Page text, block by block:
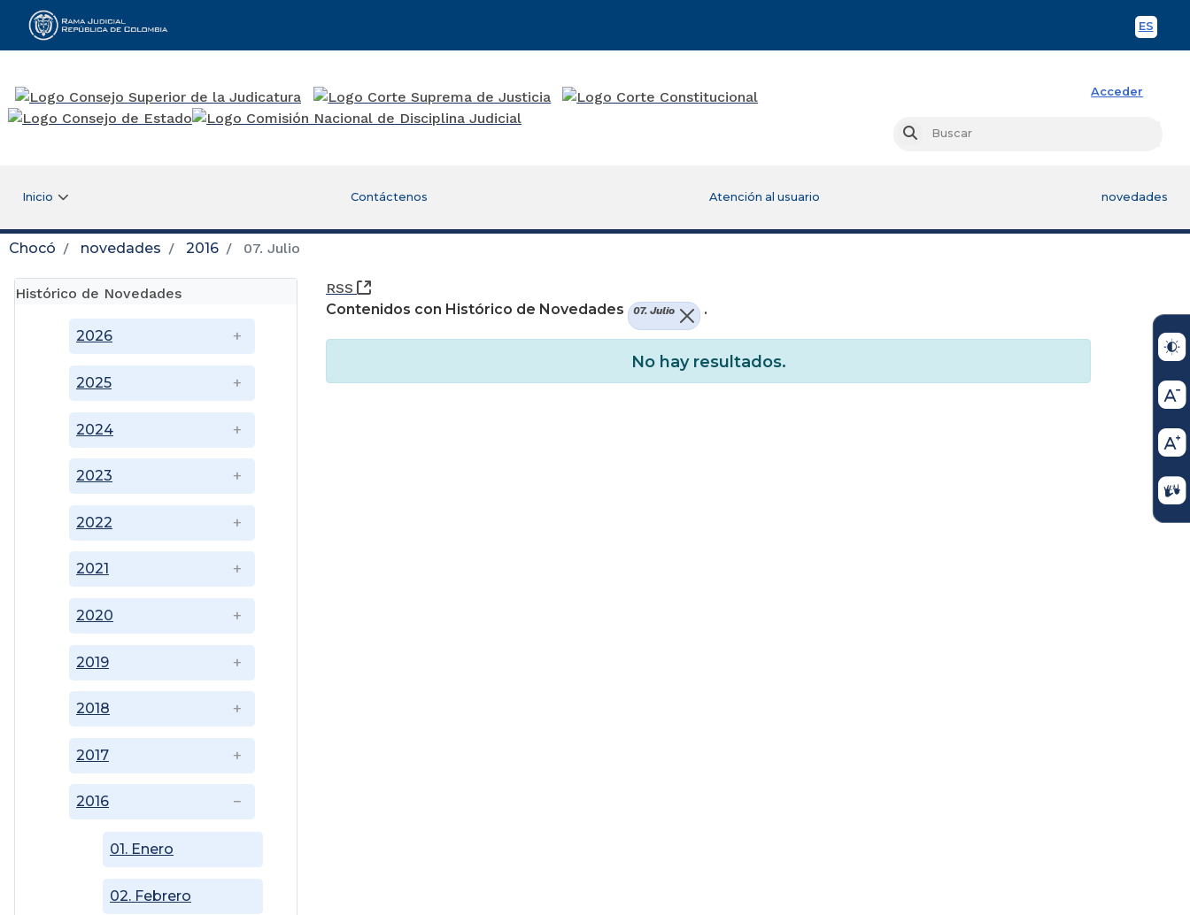
ES
Rama Judicial
Acceder
Buscar
Inicio Contáctenos Atención al usuario novedades
Chocó novedades 2016 07. Julio
Histórico de Novedades
2016
01. Enero
02. Febrero
2017
2018
2019
2020
2021
2022
2023
2024
2025
2026
RSS
(Abre una nueva ventana)
Contenidos con Histórico de Novedades
07. Julio .
No hay resultados.